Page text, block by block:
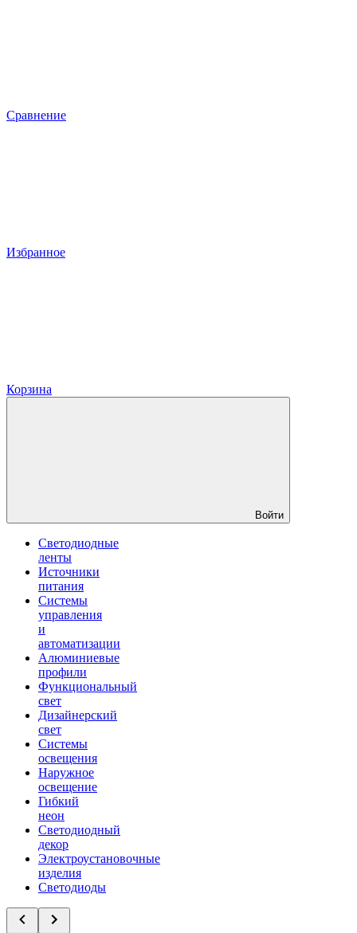
Сравнение
Избранное
Корзина
Войти
Светодиодные
ленты
Источники
питания
Системы
управления
и
автоматизации
Алюминиевые
профили
Функциональный
свет
Дизайнерский
свет
Системы
освещения
Наружное
освещение
Гибкий
неон
Светодиодный
декор
Электроустановочные
изделия
Светодиоды